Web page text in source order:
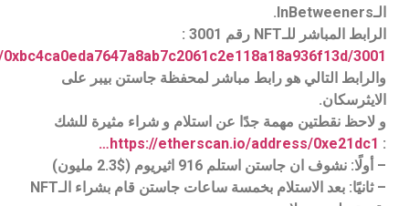
الـInBetweeners.
الرابط المباشر للـNFT رقم 3001 :
3001
والرابط التالي هو رابط مباشر لمحفظة جاستن بيبر على
الايثرسكان.
و لاحظ نقطتين مهمة جدًا عن استلام و شراء مثيرة للشك
:
https://etherscan.io/address/0xe21dc1…
– أولًا: نشوف ان جاستن استلم 916 اثيريوم ($2.3 مليون)
– ثانيًا: بعد الاستلام بخمسة ساعات جاستن قام بشراء الـNFT